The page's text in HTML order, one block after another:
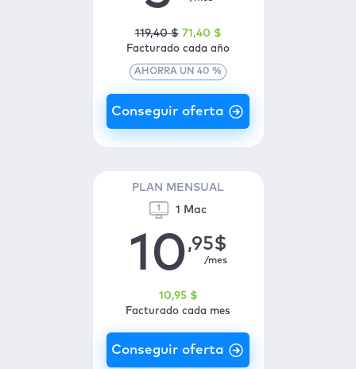
119,40 $ 71 ,40 $
Facturado cada año
AHORRA UN 40 %
PLAN MENSUAL
1 Mac
10,95$
/mes
10,95 $
Facturado cada mes